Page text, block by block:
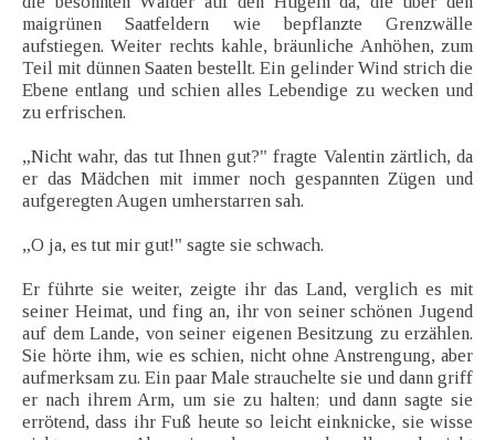
maigrünen Saatfeldern wie bepflanzte Grenzwälle
aufstiegen. Weiter rechts kahle, bräunliche Anhöhen, zum
Teil mit dünnen Saaten bestellt. Ein gelinder Wind strich die
Ebene entlang und schien alles Lebendige zu wecken und
zu erfrischen.
„Nicht wahr, das tut Ihnen gut?" fragte Valentin zärtlich, da
er das Mädchen mit immer noch gespannten Zügen und
aufgeregten Augen umherstarren sah.
„O ja, es tut mir gut!" sagte sie schwach.
Er führte sie weiter, zeigte ihr das Land, verglich es mit
seiner Heimat, und fing an, ihr von seiner schönen Jugend
auf dem Lande, von seiner eigenen Besitzung zu erzählen.
Sie hörte ihm, wie es schien, nicht ohne Anstrengung, aber
aufmerksam zu. Ein paar Male strauchelte sie und dann griff
er nach ihrem Arm, um sie zu halten; und dann sagte sie
errötend, dass ihr Fuß heute so leicht einknicke, sie wisse